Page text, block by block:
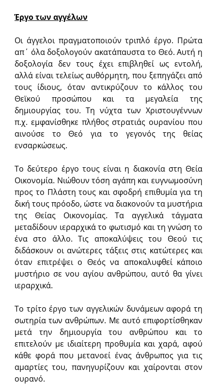
Έργο των αγγέλων
Οι άγγελοι πραγματοποιούν τριπλό έργο. Πρώτα
απ΄ όλα δοξολογούν ακατάπαυστα το Θεό. Αυτή η
δοξολογία δεν τους έχει επιβληθεί ως εντολή,
αλλά είναι τελείως αυθόρμητη, που ξεπηγάζει από
τους ίδιους, όταν αντικρύζουν το κάλλος του
Θεϊκού προσώπου και τα μεγαλεία της
δημιουργίας του. Τη νύχτα των Χριστουγέννων
π.χ. εμφανίσθηκε πλήθος στρατιάς ουρανίου που
αινούσε το Θεό για το γεγονός της θείας
ενσαρκώσεως.
Το δεύτερο έργο τους είναι η διακονία στη Θεία
Οικονομία. Νιώθουν τόση αγάπη και ευγνωμοσύνη
προς το Πλάστη τους και σφοδρή επιθυμία για τη
δική τους πρόοδο, ώστε να διακονούν τα μυστήρια
της Θείας Οικονομίας. Τα αγγελικά τάγματα
μεταδίδουν ιεραρχικά το φωτισμό και τη γνώση το
ένα στο άλλο. Τις αποκαλύψεις του Θεού τις
διδάσκουν οι ανώτερες τάξεις στις κατώτερες και
όταν επιτρέψει ο Θεός να αποκαλυφθεί κάποιο
μυστήριο σε νου αγίου ανθρώπου, αυτό θα γίνει
ιεραρχικά.
Το τρίτο έργο των αγγελικών δυνάμεων αφορά τη
σωτηρία των ανθρώπων. Με αυτό επιφορτίσθηκαν
μετά την δημιουργία του ανθρώπου και το
επιτελούν με ιδιαίτερη προθυμία και χαρά, αφού
κάθε φορά που μετανοεί ένας άνθρωπος για τις
αμαρτίες του, πανηγυρίζουν και χαίρονται στον
ουρανό.